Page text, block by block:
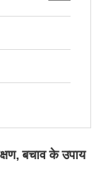
बचाव के उपाय